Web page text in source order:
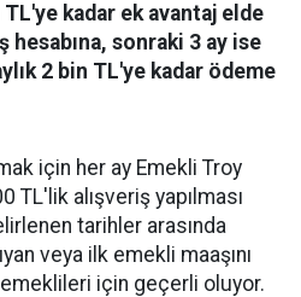
kadar ek avantaj elde
hesabına, sonraki 3 ay ise
2 bin TL'ye kadar ödeme
için her ay Emekli Troy
TL'lik alışveriş yapılması
tarihler arasında
veya ilk emekli maaşını
için geçerli oluyor.